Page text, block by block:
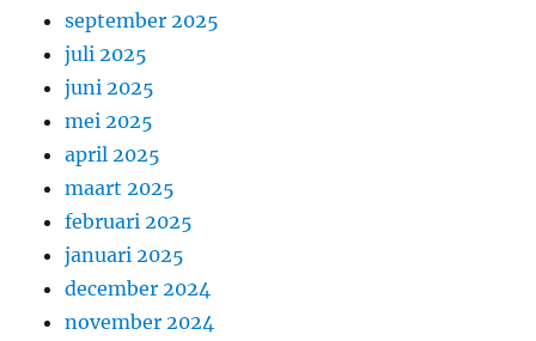
september 2025
juli 2025
juni 2025
mei 2025
april 2025
maart 2025
februari 2025
januari 2025
december 2024
november 2024